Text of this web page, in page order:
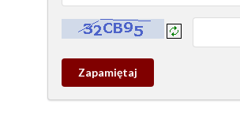
Kontrola - wprowadź tekst z obrazka:
Zapamietaj
wpis